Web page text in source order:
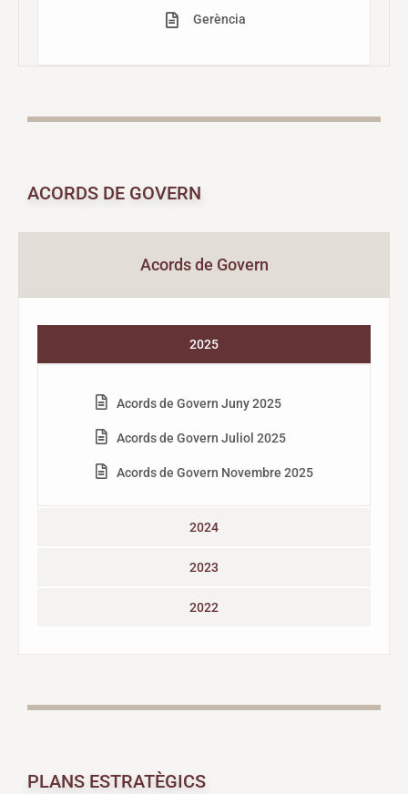
Gerència
ACORDS DE GOVERN
Acords de Govern
2025
Acords de Govern Juny 2025
Acords de Govern Juliol 2025
Acords de Govern Novembre 2025
2024
2023
2022
PLANS ESTRATÈGICS